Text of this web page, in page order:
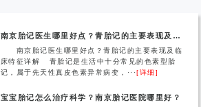
南京胎记医生哪里好点？青胎记的主要表现及临床特征详解
南京胎记医生哪里好点？青胎记的主要表现及临
床特征详解 青胎记是生活中十分常见的色素型胎
记，属于先天性真皮色素异常病变，···[详细]
宝宝胎记怎么治疗科学？南京胎记医院哪里好？